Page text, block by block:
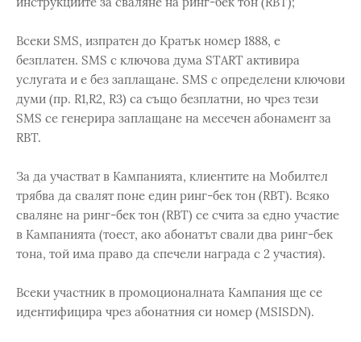
Всеки SMS, изпратен до Кратък номер 1888, е
безплатен. SMS с ключова дума START активира
услугата и е без заплащане. SMS с определени ключови
думи (пр. R1,R2, R3) са също безплатни, но чрез тези
SMS се генерира заплащане на месечен абонамент за
RBT.
За да участват в Кампанията, клиентите на Мобилтел
трябва да свалят поне един ринг-бек тон (RBT). Всяко
сваляне на ринг-бек тон (RBT) се счита за едно участие
в Кампанията (тоест, ако абонатът свали два ринг-бек
тона, той има право да спечели награда с 2 участия).
Всеки участник в промоционалната Кампания ще се
идентифицира чрез абонатния си номер (MSISDN).